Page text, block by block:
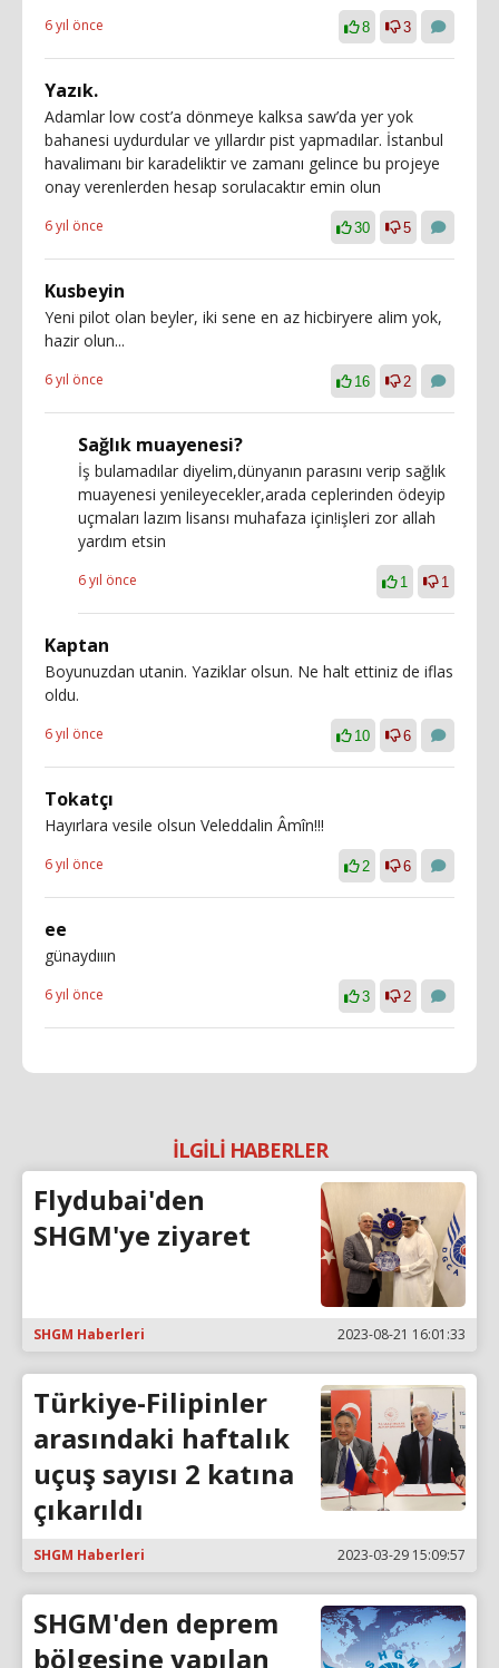
6 yıl önce 8 3
Yazık.
Adamlar low cost’a dönmeye kalksa saw’da yer yok
bahanesi uydurdular ve yıllardır pist yapmadılar. İstanbul
havalimanı bir karadeliktir ve zamanı gelince bu projeye
onay verenlerden hesap sorulacaktır emin olun
6 yıl önce 30 5
Kusbeyin
Yeni pilot olan beyler, iki sene en az hicbiryere alim yok,
hazir olun...
6 yıl önce 16 2
Sağlık muayenesi?
İş bulamadılar diyelim,dünyanın parasını verip sağlık
muayenesi yenileyecekler,arada ceplerinden ödeyip
uçmaları lazım lisansı muhafaza için!işleri zor allah
yardım etsin
6 yıl önce 1 1
Kaptan
Boyunuzdan utanin. Yaziklar olsun. Ne halt ettiniz de iflas
oldu.
6 yıl önce 10 6
Tokatçı
Hayırlara vesile olsun Veleddalin Âmîn!!!
6 yıl önce 2 6
ee
günaydııın
6 yıl önce 3 2
İLGİLİ HABERLER
Flydubai'den
SHGM'ye ziyaret
SHGM Haberleri 2023-08-21 16:01:33
Türkiye-Filipinler
arasındaki haftalık
uçuş sayısı 2 katına
çıkarıldı
SHGM Haberleri 2023-03-29 15:09:57
SHGM'den deprem
bölgesine yapılan